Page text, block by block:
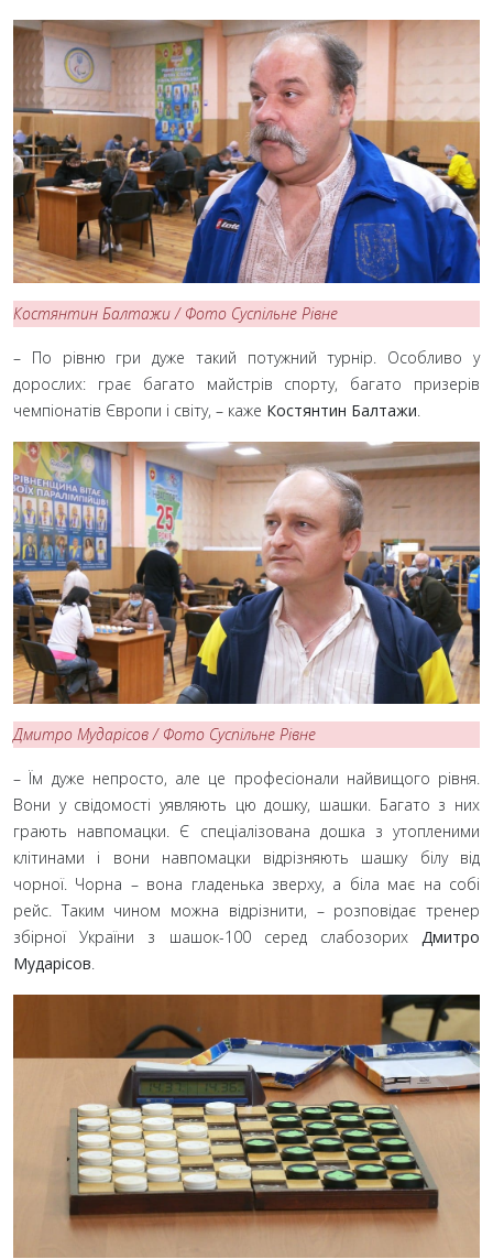
Костянтин Балтажи / Фото Суспільне Рівне
– По рівню гри дуже такий потужний турнір. Особливо у
дорослих: грає багато майстрів спорту, багато призерів
чемпіонатів Європи і світу, – каже Костянтин Балтажи
Дмитро Мударісов / Фото Суспільне Рівне
– Їм дуже непросто, але це професіонали найвищого рівня.
Вони у свідомості уявляють цю дошку, шашки. Багато з них
грають навпомацки. Є спеціалізована дошка з утопленими
клітинами і вони навпомацки відрізняють шашку білу від
чорної. Чорна – вона гладенька зверху, а біла має на собі
рейс. Таким чином можна відрізнити, – розповідає тренер
збірної України з шашок-100 серед слабозорих Дмитро
Мударісов.